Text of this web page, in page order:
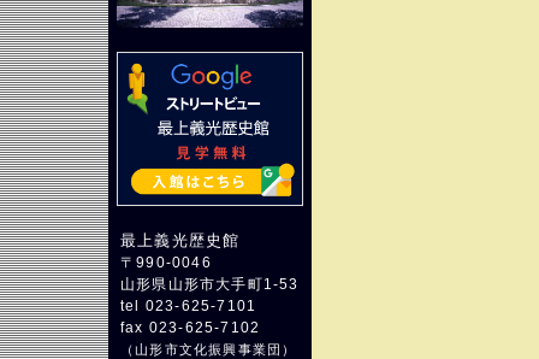
最上義光歴史館
〒990-0046
山形県山形市大手町1-53
tel 023-625-7101
fax 023-625-7102
（山形市文化振興事業団 ）